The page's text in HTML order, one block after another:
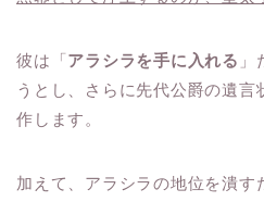
彼は「 アラシラを手に入れる 」
うとし、さらに先代公爵の遺
作します。
加えて、アラシラの地位を潰す